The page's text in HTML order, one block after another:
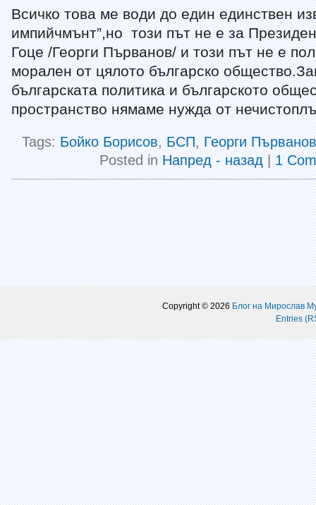
Всичко това ме води до един единствен
импийчмънт”,но този път не е за
Гоце /Георги Първанов/ и този път не е
морален от цялото българско
българската политика и българското
пространство нямаме нужда от
Tags:Бойко Борисов,БСП,Георги Първанов
Posted inНапред - назад|1
Copyright © 2026 Блог на Мирослав
Entries